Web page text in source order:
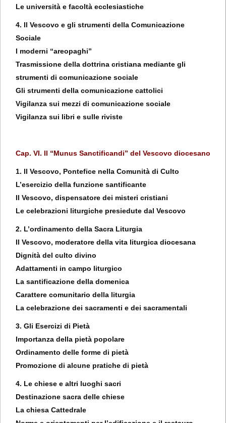
Le università e facoltà ecclesiastiche
4. Il Vescovo e gli strumenti della Comunicazione
Sociale
I moderni “areopaghi”
Trasmissione della dottrina cristiana mediante gli
strumenti di comunicazione sociale
Gli strumenti della comunicazione cattolici
Vigilanza sui mezzi di comunicazione sociale
Vigilanza sui libri e sulle riviste
Cap. VI. Il “Munus Sanctificandi” del Vescovo diocesano
1. Il Vescovo, Pontefice nella Comunità di Culto
L’esercizio della funzione santificante
Il Vescovo, dispensatore dei misteri cristiani
Le celebrazioni liturgiche presiedute dal Vescovo
2. L’ordinamento della Sacra Liturgia
Il Vescovo, moderatore della vita liturgica diocesana
Dignità del culto divino
Adattamenti in campo liturgico
La santificazione della domenica
Carattere comunitario della liturgia
La celebrazione dei sacramenti e dei sacramentali
3. Gli Esercizi di Pietà
Importanza della pietà popolare
Ordinamento delle forme di pietà
Promozione di alcune pratiche di pietà
4. Le chiese e altri luoghi sacri
Destinazione sacra delle chiese
La chiesa Cattedrale